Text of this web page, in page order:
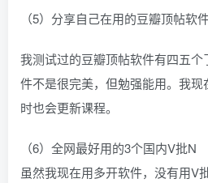
（5）分享自己在用的豆瓣顶帖软
我测试过的豆瓣顶帖软件有四五
件不是很完美，但勉强能用。我
时也会更新课程。
（6）全网最好用的3个国内V批N
虽然我现在用多开软件，没有用V